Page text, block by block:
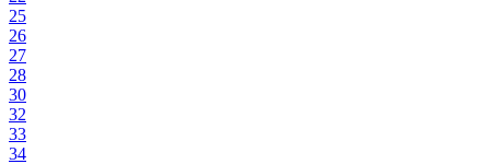
25
26
27
28
30
32
33
34